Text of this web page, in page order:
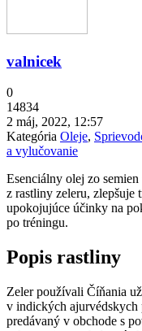
valnicek
0
14834
2 máj, 2022, 12:57
Kategória Oleje,
a vylučovanie
Esenciálny olej zo
z rastliny zeleru, zlepšuje
upokojujúce účinky na
po tréningu.
Popis rastliny
Zeler používali Číňania
v indických ajurvédskych
predávaný v obchode s